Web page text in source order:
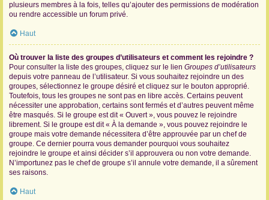
plusieurs membres à la fois, telles qu’ajouter des permissions de modération
ou rendre accessible un forum privé.
Haut
Où trouver la liste des groupes d’utilisateurs et comment les rejoindre ?
Pour consulter la liste des groupes, cliquez sur le lien Groupes d’utilisateurs
depuis votre panneau de l’utilisateur. Si vous souhaitez rejoindre un des
groupes, sélectionnez le groupe désiré et cliquez sur le bouton approprié.
Toutefois, tous les groupes ne sont pas en libre accès. Certains peuvent
nécessiter une approbation, certains sont fermés et d’autres peuvent même
être masqués. Si le groupe est dit « Ouvert », vous pouvez le rejoindre
librement. Si le groupe est dit « À la demande », vous pouvez rejoindre le
groupe mais votre demande nécessitera d’être approuvée par un chef de
groupe. Ce dernier pourra vous demander pourquoi vous souhaitez
rejoindre le groupe et ainsi décider s’il approuvera ou non votre demande.
N’importunez pas le chef de groupe s’il annule votre demande, il a sûrement
ses raisons.
Haut